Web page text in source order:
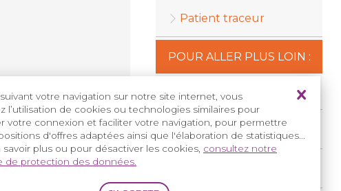
votre navigation sur notre site internet, vous
l’utilisation de cookies ou technologies similaires pour
votre connexion et faciliter votre navigation, pour permettre
d'offres adaptées ainsi que l'élaboration de statistiques...
savoir plus ou pour désactiver les cookies, consultez notre
de protection des données.
Patient traceur
POUR ALLER PLUS LOIN :
Programmes d'
Appels à projetsETP